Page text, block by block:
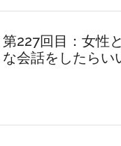
第227回目：女性
な会話をしたらい